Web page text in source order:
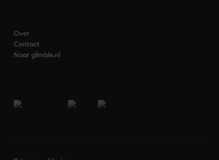
Over
Contact
Naar glimble.nl